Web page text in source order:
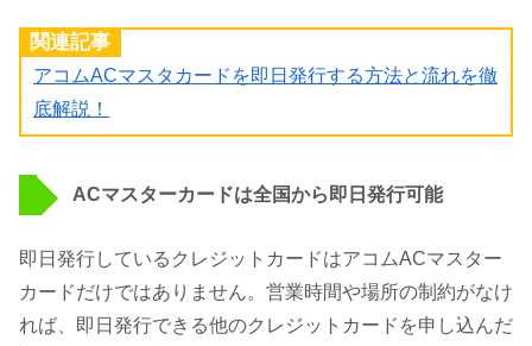
関連記事
アコムACマスタカードを即日発行する方法と流れを徹
底解説！
ACマスターカードは全国から即日発行可能
即日発行しているクレジットカードはアコムACマスター
カードだけではありません。営業時間や場所の制約がなけ
れば、即日発行できる他のクレジットカードを申し込んだ